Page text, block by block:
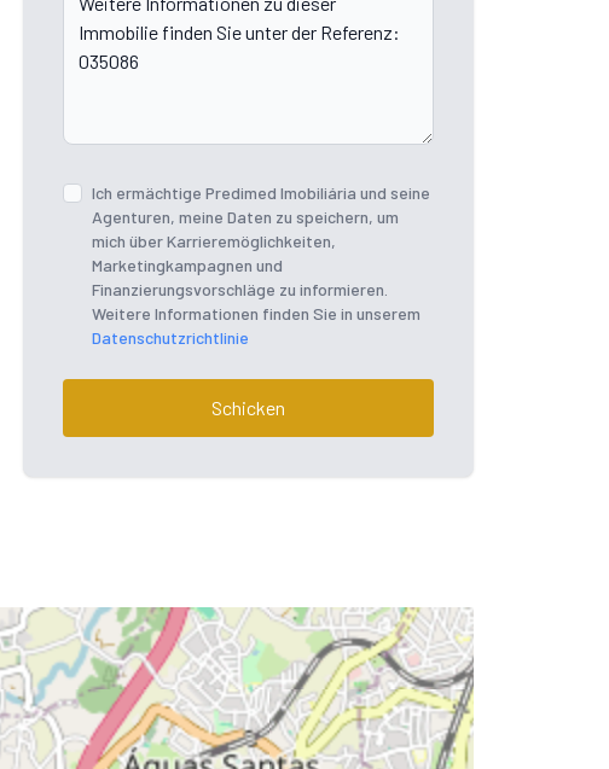
Ich ermächtige Predimed Imobiliária und seine
Agenturen, meine Daten zu speichern, um
mich über Karrieremöglichkeiten,
Marketingkampagnen und
Finanzierungsvorschläge zu informieren.
Weitere Informationen finden Sie in unserem
Datenschutzrichtlinie
Schicken